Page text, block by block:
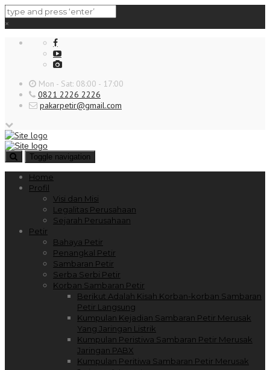
×
Mon - Sat: 08:00 - 17:00
0821 2226 2226
pakarpetir@gmail.com
Toggle navigation
Home
Profil
Visi dan Misi
Legalitas Perusahaan
Sejarah Perusahaan
Petir
Bahaya Petir
Penangkal Petir
Sambaran Petir
Serba Serbi Petir
Korban Sambaran Petir
Berikut Adalah Kisah Korban-korban Sambaran
Petir Langsung
Kumpulan Kejadian Sambaran Petir Merusak
Yang Jaringan Listrik
Kumpulan Peristiwa Sambaran Petir Merusak
Jaringan PABX
Kumpulan Peritiwa Sambaran Petir Merusak